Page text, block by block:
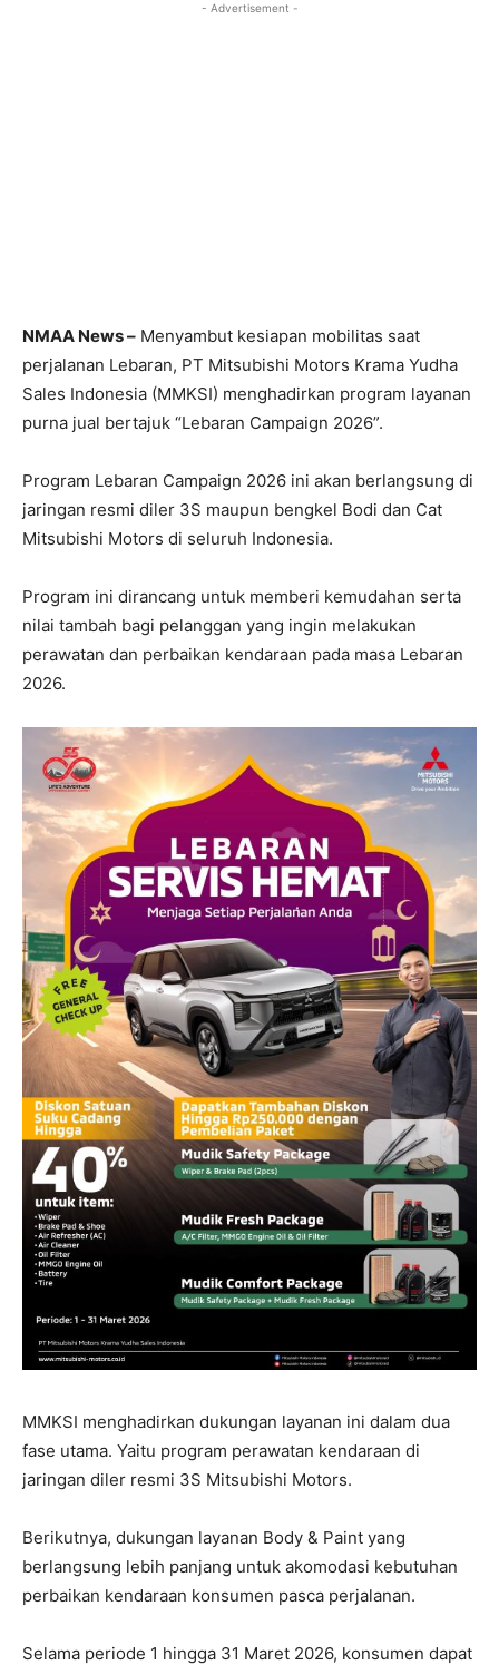
- Advertisement -
NMAA News – Menyambut kesiapan mobilitas saat
perjalanan Lebaran, PT Mitsubishi Motors Krama Yudha
Sales Indonesia (MMKSI) menghadirkan program layanan
purna jual bertajuk “Lebaran Campaign 2026”.
Program Lebaran Campaign 2026 ini akan berlangsung di
jaringan resmi diler 3S maupun bengkel Bodi dan Cat
Mitsubishi Motors di seluruh Indonesia.
Program ini dirancang untuk memberi kemudahan serta
nilai tambah bagi pelanggan yang ingin melakukan
perawatan dan perbaikan kendaraan pada masa Lebaran
2026.
MMKSI menghadirkan dukungan layanan ini dalam dua
fase utama. Yaitu program perawatan kendaraan di
jaringan diler resmi 3S Mitsubishi Motors.
Berikutnya, dukungan layanan Body & Paint yang
berlangsung lebih panjang untuk akomodasi kebutuhan
perbaikan kendaraan konsumen pasca perjalanan.
Selama periode 1 hingga 31 Maret 2026, konsumen dapat